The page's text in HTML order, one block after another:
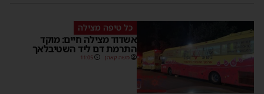
כל טיפה מצילה
אשדוד מצילה חיים: מוקד
התרמת דם ליד השטיבלאך
משה קאהן 11:05